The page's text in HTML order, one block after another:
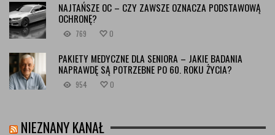
NAJTAŃSZE OC – CZY ZAWSZE OZNACZA PODSTAWOWĄ
OCHRONĘ?
769 0
PAKIETY MEDYCZNE DLA SENIORA – JAKIE BADANIA
NAPRAWDĘ SĄ POTRZEBNE PO 60. ROKU ŻYCIA?
954 0
NIEZNANY KANAŁ